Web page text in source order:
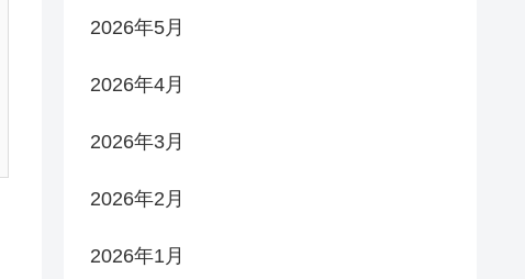
2026年5月
2026年4月
2026年3月
2026年2月
2026年1月